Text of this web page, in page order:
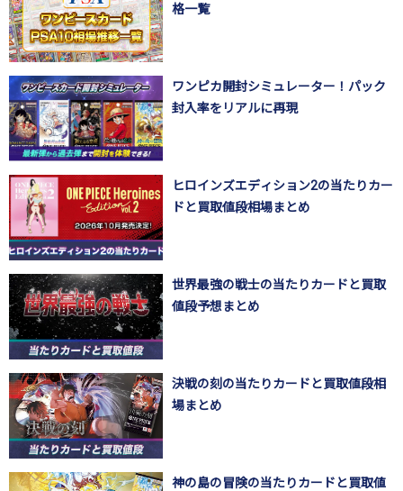
格一覧
ワンピカ開封シミュレーター！パック
封入率をリアルに再現
ヒロインズエディション2の当たりカー
ドと買取値段相場まとめ
世界最強の戦士の当たりカードと買取
値段予想まとめ
決戦の刻の当たりカードと買取値段相
場まとめ
神の島の冒険の当たりカードと買取値